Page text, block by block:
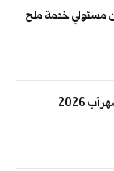
مسئولي خدمة ملح
2026